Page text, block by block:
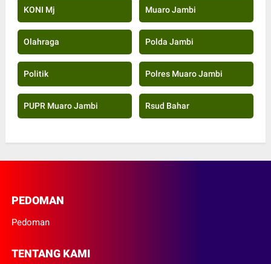
KONI Mj Muaro Jambi
Olahraga Polda Jambi
Politik Polres Muaro Jambi
PUPR Muaro Jambi Rsud Bahar
PEDOMAN
Pedoman
TENTANG KAMI